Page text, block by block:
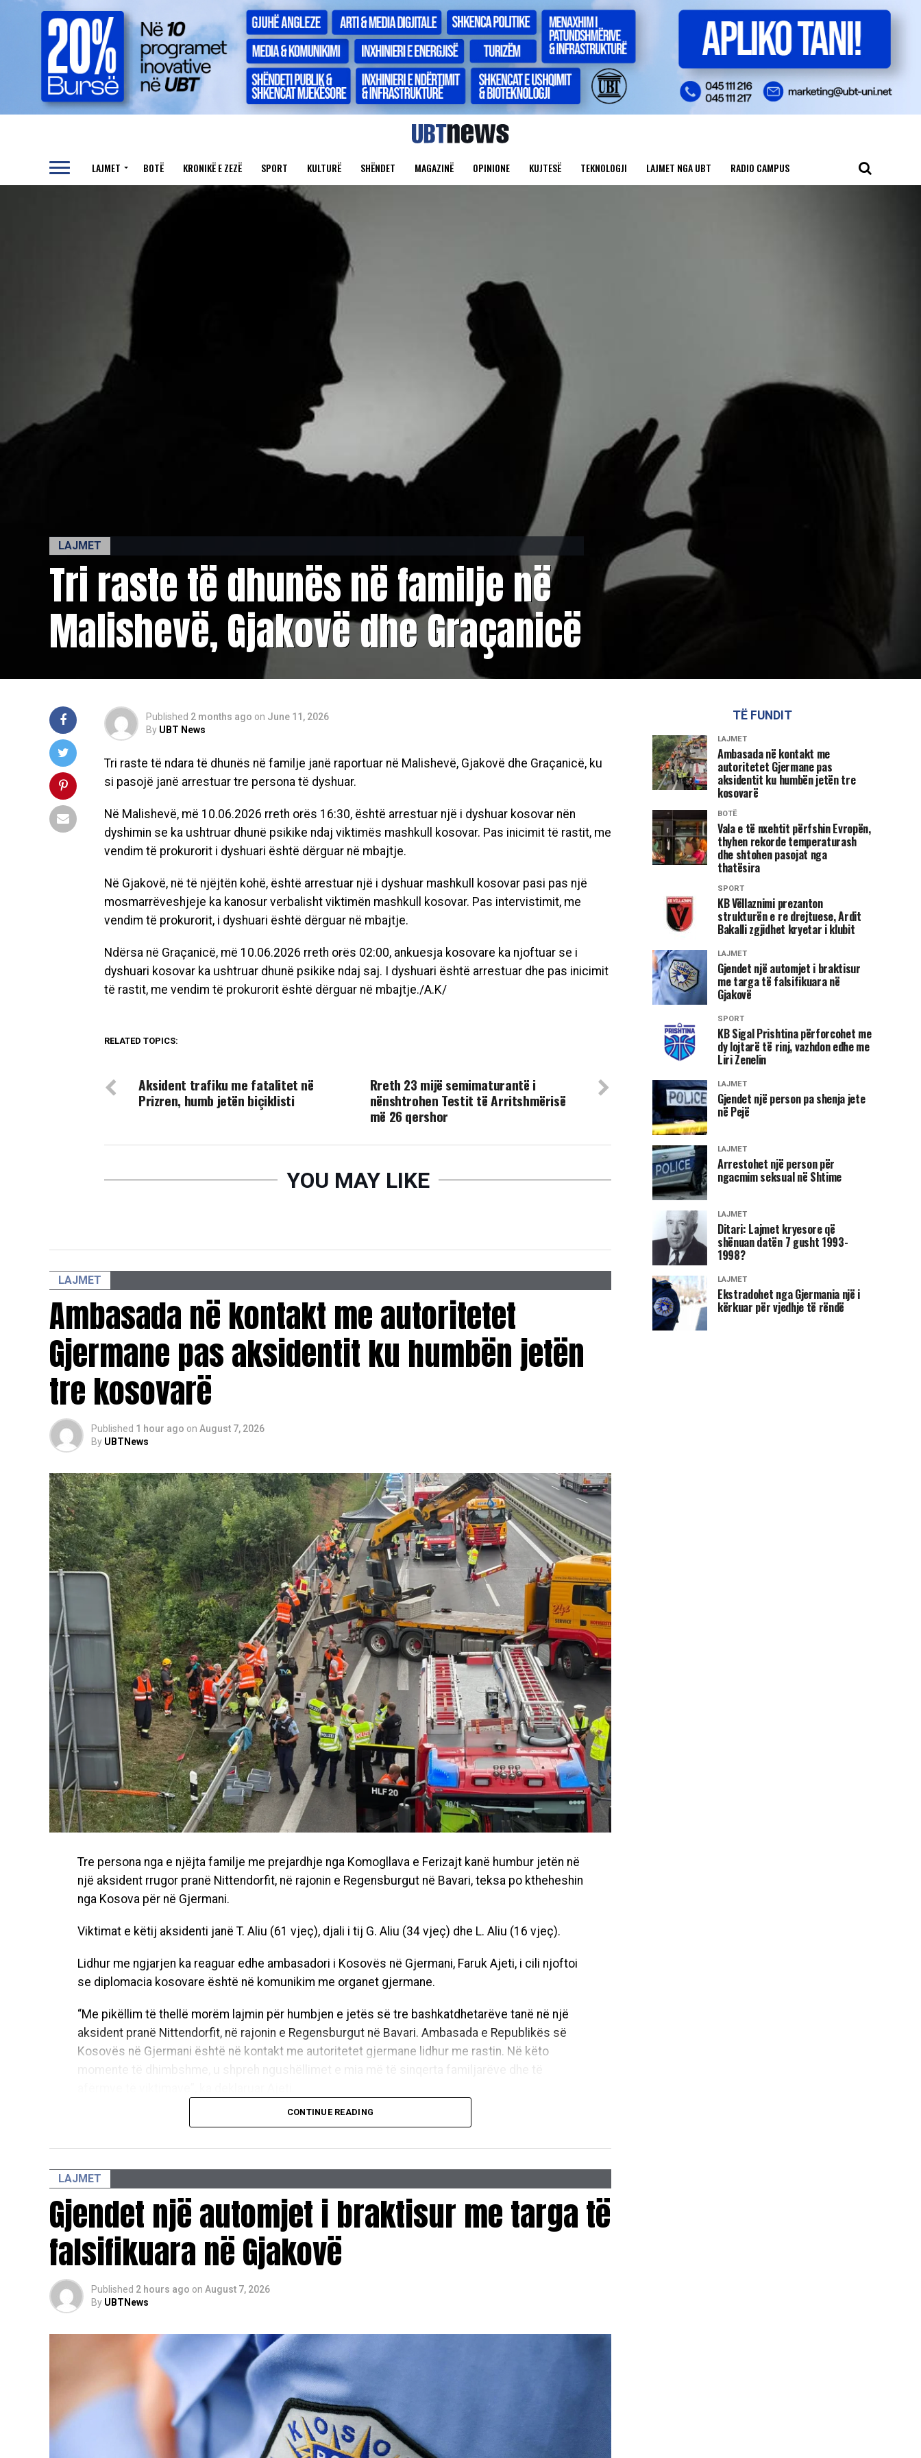
LAJMET BOTË KRONIKË E ZEZË SPORT KULTURË SHËNDET MAGAZINË OPINIONE KUJTESË TEKNOLOGJI LAJMET NGA UBT RADIO CAMPUS
LAJMET
Tri raste të dhunës në familje në
Malishevë, Gjakovë dhe Graçanicë
Published 2 months ago on June 11, 2026
By UBT News
Tri raste të ndara të dhunës në familje janë raportuar në Malishevë, Gjakovë dhe Graçanicë, ku
si pasojë janë arrestuar tre persona të dyshuar.
Në Malishevë, më 10.06.2026 rreth orës 16:30, është arrestuar një i dyshuar kosovar nën
dyshimin se ka ushtruar dhunë psikike ndaj viktimës mashkull kosovar. Pas inicimit të rastit, me
vendim të prokurorit i dyshuari është dërguar në mbajtje.
Në Gjakovë, në të njëjtën kohë, është arrestuar një i dyshuar mashkull kosovar pasi pas një
mosmarrëveshjeje ka kanosur verbalisht viktimën mashkull kosovar. Pas intervistimit, me
vendim të prokurorit, i dyshuari është dërguar në mbajtje.
Ndërsa në Graçanicë, më 10.06.2026 rreth orës 02:00, ankuesja kosovare ka njoftuar se i
dyshuari kosovar ka ushtruar dhunë psikike ndaj saj. I dyshuari është arrestuar dhe pas inicimit
të rastit, me vendim të prokurorit është dërguar në mbajtje./A.K/
RELATED TOPICS:
Rreth 23 mijë semimaturantë i
nënshtrohen Testit të Arritshmërisë
më 26 qershor
Aksident trafiku me fatalitet në
Prizren, humb jetën biçiklisti
YOU MAY LIKE
LAJMET
Ambasada në kontakt me autoritetet
Gjermane pas aksidentit ku humbën jetën
tre kosovarë
Published 1 hour ago on August 7, 2026
By UBTNews
Tre persona nga e njëjta familje me prejardhje nga Komogllava e Ferizajt kanë humbur jetën në
një aksident rrugor pranë Nittendorfit, në rajonin e Regensburgut në Bavari, teksa po ktheheshin
nga Kosova për në Gjermani.
Viktimat e këtij aksidenti janë T. Aliu (61 vjeç), djali i tij G. Aliu (34 vjeç) dhe L. Aliu (16 vjeç).
Lidhur me ngjarjen ka reaguar edhe ambasadori i Kosovës në Gjermani, Faruk Ajeti, i cili njoftoi
se diplomacia kosovare është në komunikim me organet gjermane.
“Me pikëllim të thellë morëm lajmin për humbjen e jetës së tre bashkatdhetarëve tanë në një
aksident pranë Nittendorfit, në rajonin e Regensburgut në Bavari. Ambasada e Republikës së
Kosovës në Gjermani është në kontakt me autoritetet gjermane lidhur me rastin. Në këto
CONTINUE READING
LAJMET
Gjendet një automjet i braktisur me targa të
falsifikuara në Gjakovë
Published 2 hours ago on August 7, 2026
By UBTNews
TË FUNDIT
LAJMET
Ambasada në kontakt me
autoritetet Gjermane pas
aksidentit ku humbën jetën tre
kosovarë
BOTË
Vala e të nxehtit përfshin Evropën,
thyhen rekorde temperaturash
dhe shtohen pasojat nga
thatësira
SPORT
KB Vëllaznimi prezanton
strukturën e re drejtuese, Ardit
Bakalli zgjidhet kryetar i klubit
LAJMET
Gjendet një automjet i braktisur
me targa të falsifikuara në
Gjakovë
SPORT
KB Sigal Prishtina përforcohet me
dy lojtarë të rinj, vazhdon edhe me
Liri Zenelin
LAJMET
Gjendet një person pa shenja jete
në Pejë
LAJMET
Arrestohet një person për
ngacmim seksual në Shtime
LAJMET
Ditari: Lajmet kryesore që
shënuan datën 7 gusht 1993-
1998?
LAJMET
Ekstradohet nga Gjermania një i
kërkuar për vjedhje të rëndë